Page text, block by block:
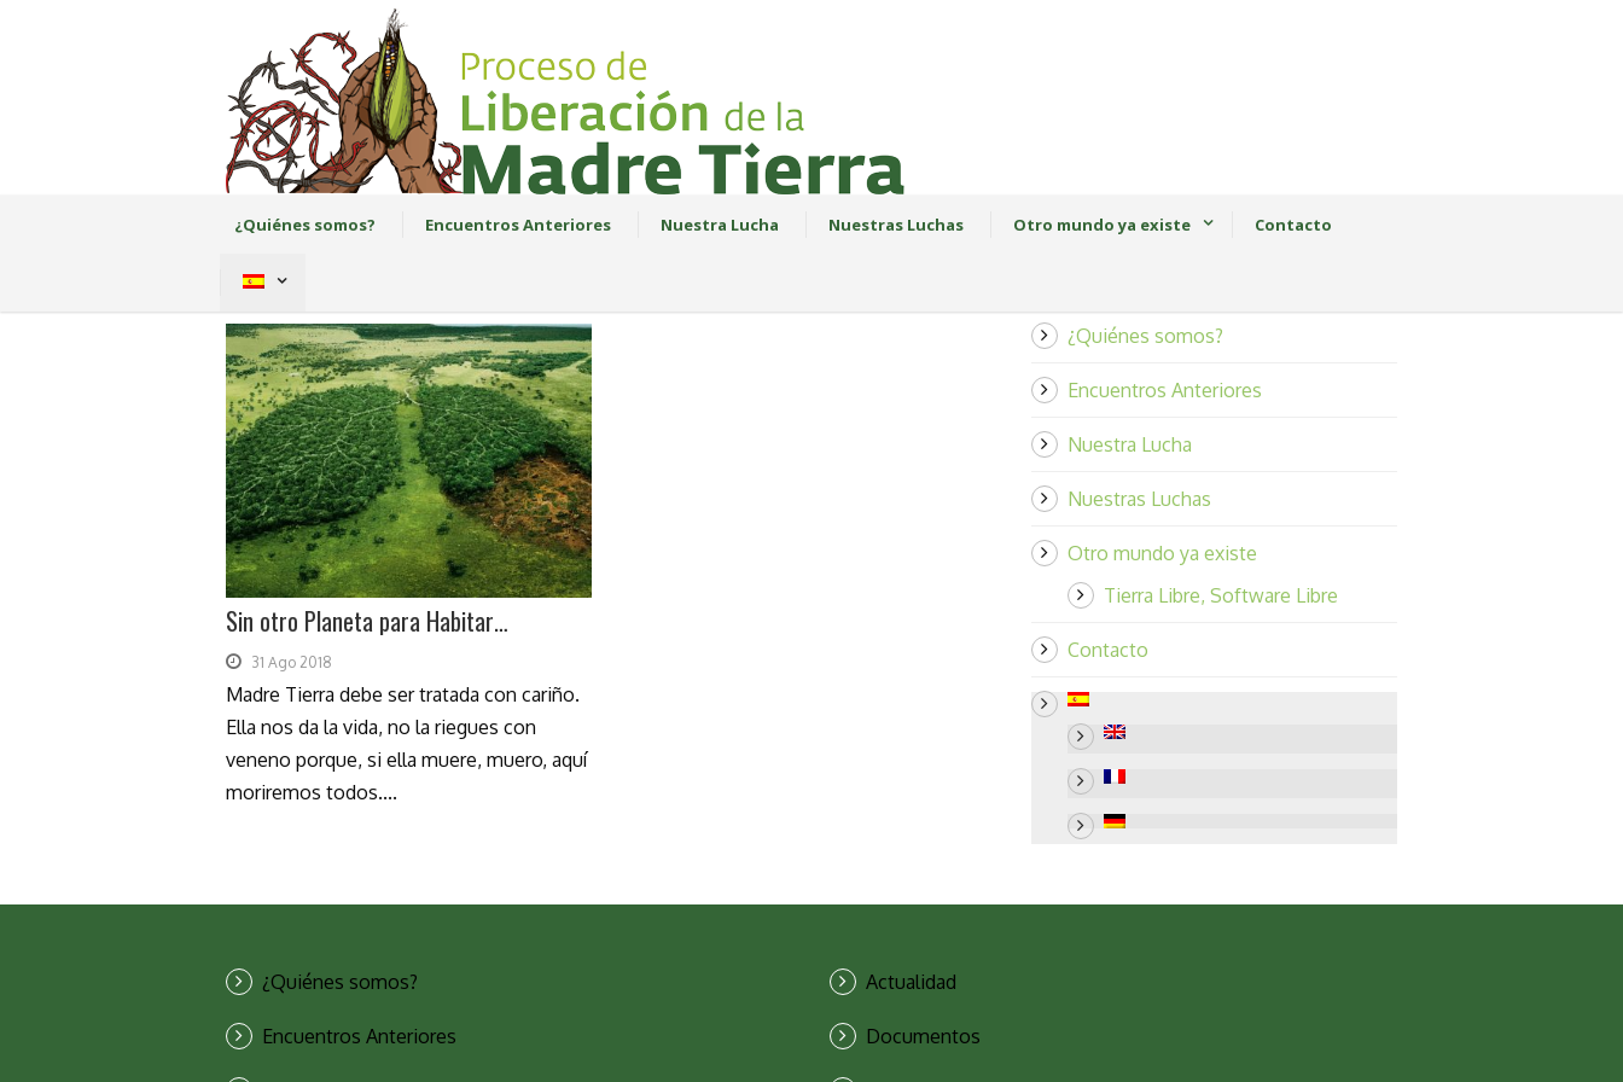
¿Quiénes somos? Encuentros Anteriores Nuestra Lucha Nuestras Luchas Otro mundo ya existe Contacto
Sin otro Planeta para Habitar…
31 Ago 2018
Madre Tierra debe ser tratada con cariño.
Ella nos da la vida, no la riegues con
veneno porque, si ella muere, muero, aquí
moriremos todos....
¿Quiénes somos?
Encuentros Anteriores
Nuestra Lucha
Nuestras Luchas
Otro mundo ya existe
Tierra Libre, Software Libre
Contacto
¿Quiénes somos?
Encuentros Anteriores
Actualidad
Documentos